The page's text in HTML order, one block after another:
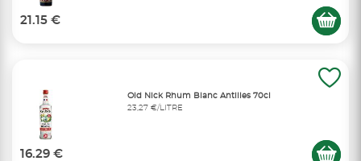
21.15 €
Old Nick Rhum Blanc Antilles 70cl
23,27 €/LITRE
16.29 €